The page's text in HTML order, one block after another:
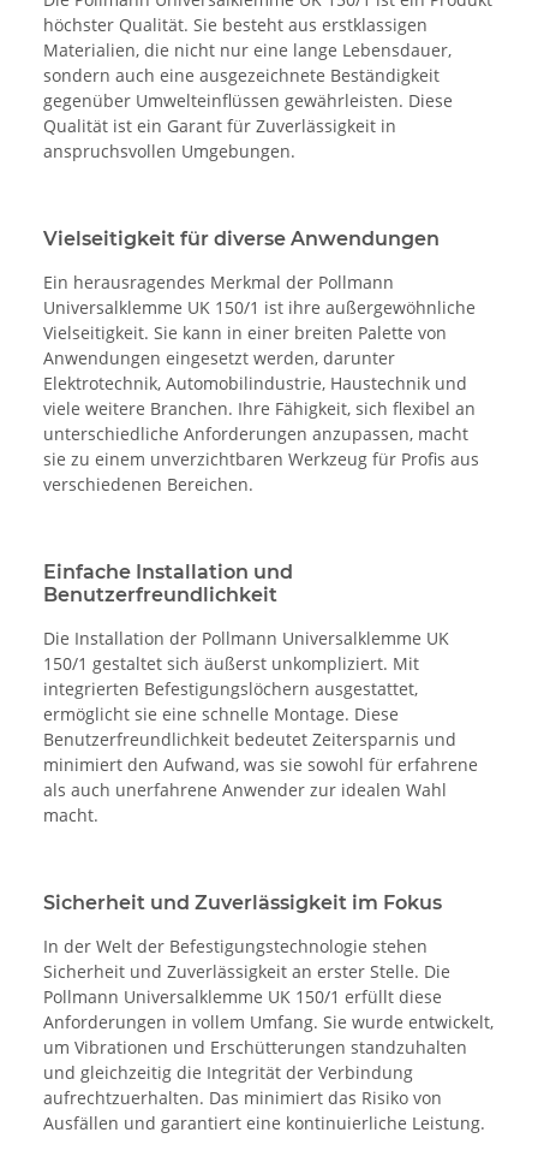
höchster Qualität. Sie besteht aus erstklassigen
Materialien, die nicht nur eine lange Lebensdauer,
sondern auch eine ausgezeichnete Beständigkeit
gegenüber Umwelteinflüssen gewährleisten. Diese
Qualität ist ein Garant für Zuverlässigkeit in
anspruchsvollen Umgebungen.
Vielseitigkeit für diverse Anwendungen
Ein herausragendes Merkmal der Pollmann
Universalklemme UK 150/1 ist ihre außergewöhnliche
Vielseitigkeit. Sie kann in einer breiten Palette von
Anwendungen eingesetzt werden, darunter
Elektrotechnik, Automobilindustrie, Haustechnik und
viele weitere Branchen. Ihre Fähigkeit, sich flexibel an
unterschiedliche Anforderungen anzupassen, macht
sie zu einem unverzichtbaren Werkzeug für Profis aus
verschiedenen Bereichen.
Einfache Installation und
Benutzerfreundlichkeit
Die Installation der Pollmann Universalklemme UK
150/1 gestaltet sich äußerst unkompliziert. Mit
integrierten Befestigungslöchern ausgestattet,
ermöglicht sie eine schnelle Montage. Diese
Benutzerfreundlichkeit bedeutet Zeitersparnis und
minimiert den Aufwand, was sie sowohl für erfahrene
als auch unerfahrene Anwender zur idealen Wahl
macht.
Sicherheit und Zuverlässigkeit im Fokus
In der Welt der Befestigungstechnologie stehen
Sicherheit und Zuverlässigkeit an erster Stelle. Die
Pollmann Universalklemme UK 150/1 erfüllt diese
Anforderungen in vollem Umfang. Sie wurde entwickelt,
um Vibrationen und Erschütterungen standzuhalten
und gleichzeitig die Integrität der Verbindung
aufrechtzuerhalten. Das minimiert das Risiko von
Ausfällen und garantiert eine kontinuierliche Leistung.